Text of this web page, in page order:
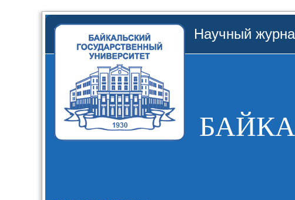
Научный